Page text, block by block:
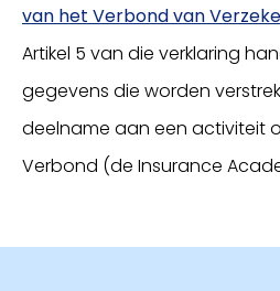
van het Verbond van
Artikel 5 van die verklaring
gegevens die worden
deelname aan een activiteit
Verbond (de Insurance